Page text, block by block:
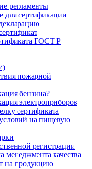
регламенты
для сертификации
ГОСТ Р
пожарной
бензина?
электроприборов
сертификата
условий на пищевую
регистрации
менеджмента качества
на продукцию